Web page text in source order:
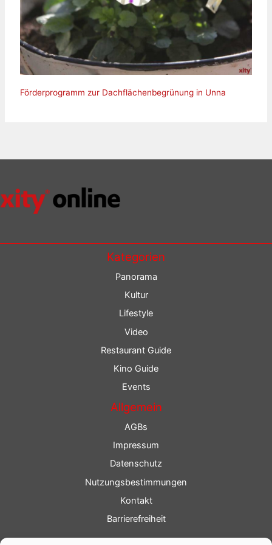
Förderprogramm zur Dachflächenbegrünung in Unna
Kategorien
Panorama
Kultur
Lifestyle
Video
Restaurant Guide
Kino Guide
Events
Allgemein
AGBs
Impressum
Datenschutz
Nutzungsbestimmungen
Kontakt
Barrierefreiheit